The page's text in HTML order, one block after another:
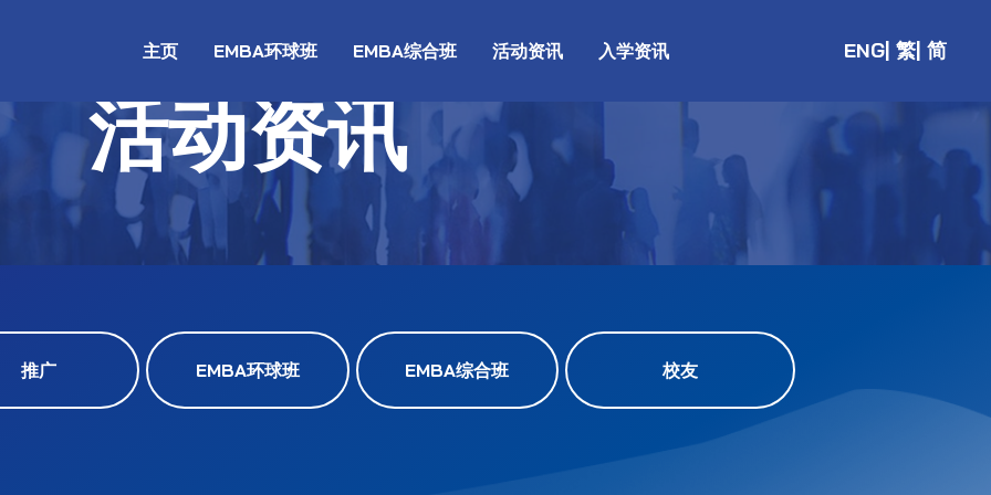
主页 EMBA环球班 EMBA综合班 活动资讯 入学资讯 ENG | 繁 | 简
活动资讯
推广 EMBA环球班 EMBA综合班 校友